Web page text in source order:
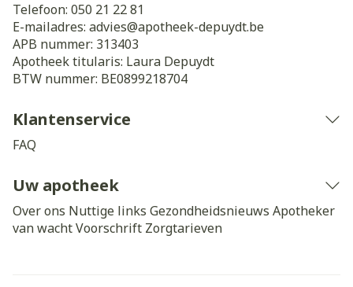
Telefoon: 050 21 22 81
E-mailadres: advies@apotheek-depuydt.be
APB nummer: 313403
Apotheek titularis: Laura Depuydt
BTW nummer: BE0899218704
Klantenservice
FAQ
Uw apotheek
Over ons Nuttige links Gezondheidsnieuws Apotheker
van wachtVoorschrift Zorgtarieven